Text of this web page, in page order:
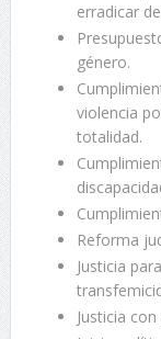
erradicar
género.
violencia
totalidad.
Reforma
Justicia
Justicia